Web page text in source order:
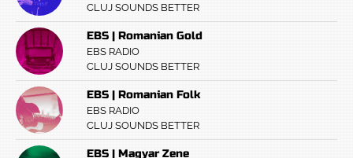
CLUJ SOUNDS BETTER
EBS | Romanian Gold
EBS RADIO
CLUJ SOUNDS BETTER
EBS | Romanian Folk
EBS RADIO
CLUJ SOUNDS BETTER
EBS | Magyar Zene